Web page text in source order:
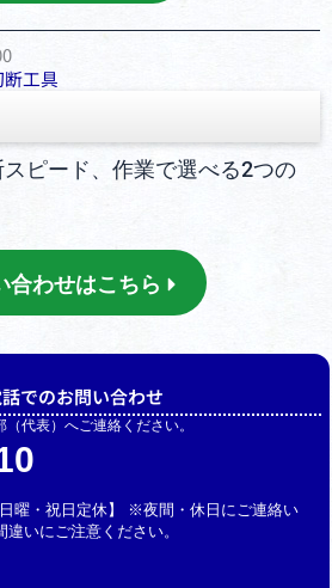
断⼯具
ピード、作業で選べる2つの
合わせはこちら
でのお問い合わせ
（代表）へご連絡ください。
曜・祝日定休】 ※夜間・休日にご連絡い
いにご注意ください。